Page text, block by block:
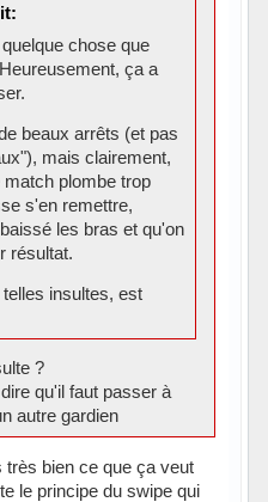
chose que
ça a
beaux arrêts (et pas
mais clairement,
plombe trop
s'en remettre,
les bras et qu'on
résultat.
insultes, est
?
qu'il faut passer à
autre gardien
bien ce que ça veut
le principe du swipe qui